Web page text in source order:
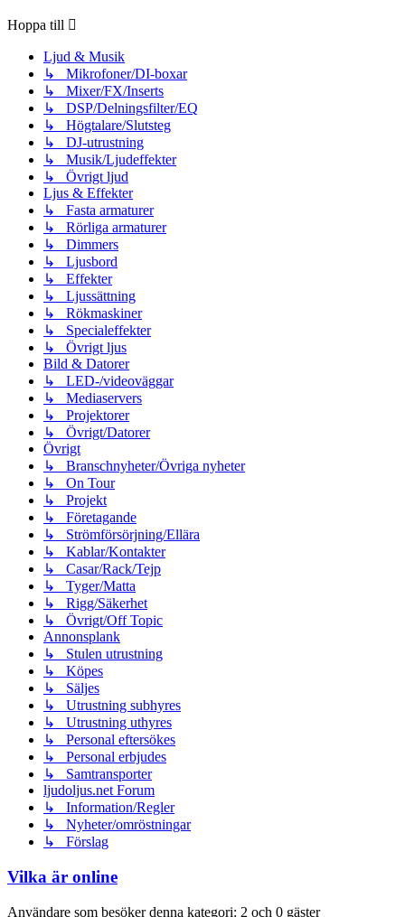
Hoppa till
Ljud & Musik
↳ Mikrofoner/DI-boxar
↳ Mixer/FX/Inserts
↳ DSP/Delningsfilter/EQ
↳ Högtalare/Slutsteg
↳ DJ-utrustning
↳ Musik/Ljudeffekter
↳ Övrigt ljud
Ljus & Effekter
↳ Fasta armaturer
↳ Rörliga armaturer
↳ Dimmers
↳ Ljusbord
↳ Effekter
↳ Ljussättning
↳ Rökmaskiner
↳ Specialeffekter
↳ Övrigt ljus
Bild & Datorer
↳ LED-/videoväggar
↳ Mediaservers
↳ Projektorer
↳ Övrigt/Datorer
Övrigt
↳ Branschnyheter/Övriga nyheter
↳ On Tour
↳ Projekt
↳ Företagande
↳ Strömförsörjning/Ellära
↳ Kablar/Kontakter
↳ Casar/Rack/Tejp
↳ Tyger/Matta
↳ Rigg/Säkerhet
↳ Övrigt/Off Topic
Annonsplank
↳ Stulen utrustning
↳ Köpes
↳ Säljes
↳ Utrustning subhyres
↳ Utrustning uthyres
↳ Personal eftersökes
↳ Personal erbjudes
↳ Samtransporter
ljudoljus.net Forum
↳ Information/Regler
↳ Nyheter/omröstningar
↳ Förslag
Vilka är online
Användare som besöker denna kategori: 2 och 0 gäster